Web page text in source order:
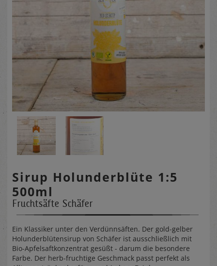
Sirup Holunderblüte 1:5
500ml
Fruchtsäfte Schäfer
Ein Klassiker unter den Verdünnsäften. Der gold-gelber
Holunderblütensirup von Schäfer ist ausschließlich mit
Bio-Apfelsaftkonzentrat gesüßt - darum die besondere
Farbe. Der herb-fruchtige Geschmack passt perfekt als